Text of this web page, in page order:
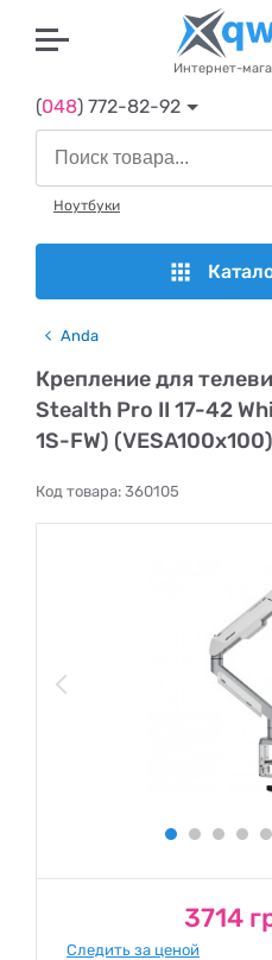
Интернет-
(048) 772-82-92
Ноутбуки
Anda
Крепление для
Stealth Pro II 17-42
1S-FW) (VESA100х100)
Код товара: 360105
3714
Следить за ценой